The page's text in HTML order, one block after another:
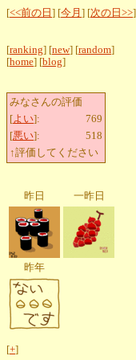
[<<前の日 ] [今月 ] [次の日>>]
[ranking] [new] [random]
[home] [blog]
みなさんの評価
[よい]:
769
[悪い]:
518
↑評価してください
昨日 一昨日
昨年
[+]